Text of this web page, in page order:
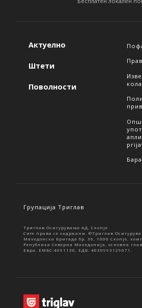
Актуелно
Штети
Поволности
Групација Триглав
Триглав Осигурување АД, Скопје
Сите права се задржани. ©Триглав
Македонска Бригада бр. 36, 1000 Скопје,
Република Северна Македонија, основна
Евра, ЕМБС:4691130, ЕДБ: 4030993129071.